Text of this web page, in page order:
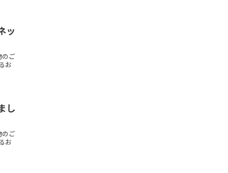
ッ
のご
お
し
のご
お